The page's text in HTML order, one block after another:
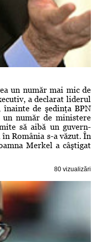
un număr mai mic de
a declarat liderul
de şedinţa BPN
număr de ministere
să aibă un guvern-
România s-a văzut. În
Merkel a câştigat
80 vizualizări